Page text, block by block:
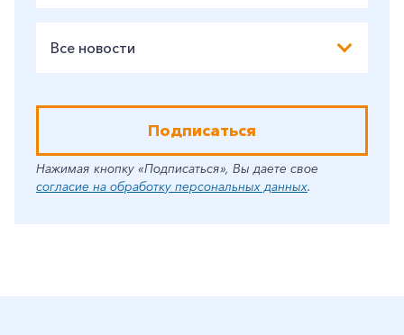
Все новости
Подписаться
Нажимая кнопку «Подписаться», Вы даете свое
согласие на обработку персональных данных.